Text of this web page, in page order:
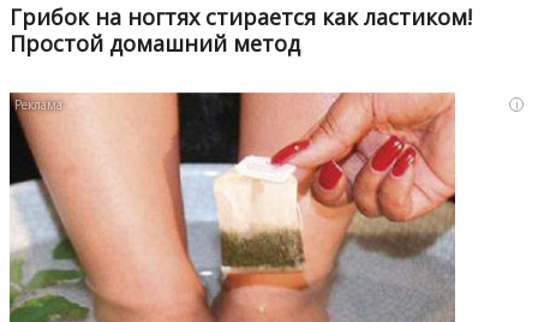
Грибок на ногтях стирается как ластиком!
Простой домашний метод
i